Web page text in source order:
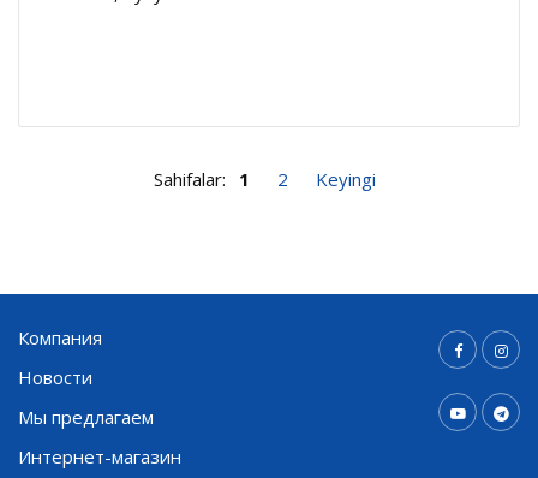
Sahifalar: 1 2 Keyingi
Компания
Новости
Мы предлагаем
Интернет-магазин